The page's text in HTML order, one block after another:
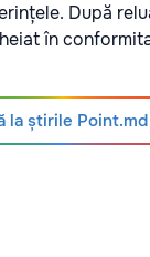
După
în
la știrile